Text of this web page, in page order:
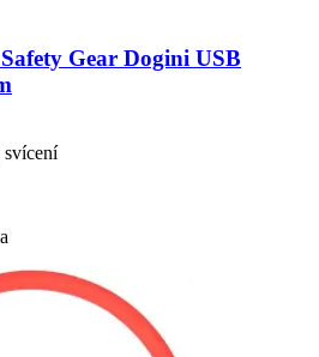
Gear Dogini USB
svícení